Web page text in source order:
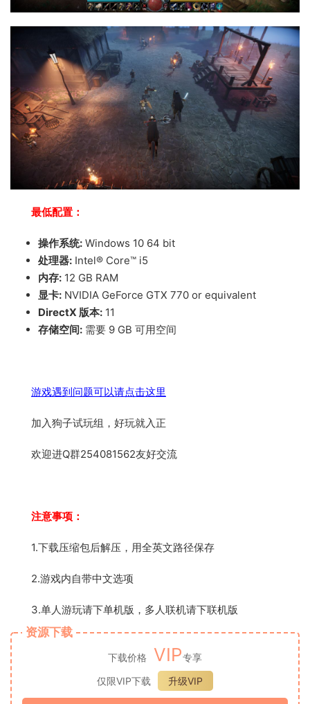
最低配置：
操作系统: Windows 10 64 bit
处理器: Intel® Core™ i5
内存: 12 GB RAM
显卡: NVIDIA GeForce GTX 770 or equivalent
DirectX 版本: 11
存储空间: 需要 9 GB 可用空间
游戏遇到问题可以请点击这里
加入狗子试玩组，好玩就入正
欢迎进Q群254081562友好交流
注意事项：
1.下载压缩包后解压，用全英文路径保存
2.游戏内自带中文选项
3.单人游玩请下单机版，多人联机请下联机版
资源下载
下载价格 VIP专享
仅限VIP下载
升级VIP